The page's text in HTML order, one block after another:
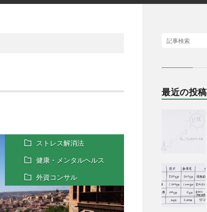
ストレス解消法
健康・メンタルヘルス
外資コンサル
最近の投稿